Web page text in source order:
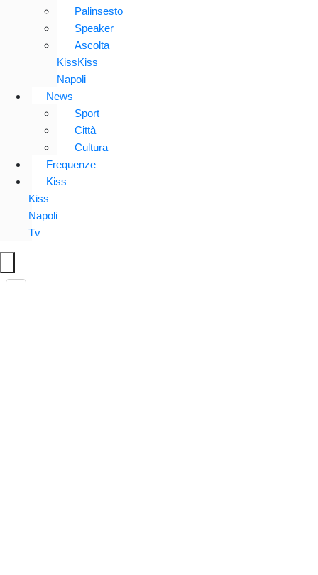
Palinsesto
Speaker
Ascolta
KissKiss
Napoli
News
Sport
Città
Cultura
Frequenze
Kiss
Kiss
Napoli
Tv